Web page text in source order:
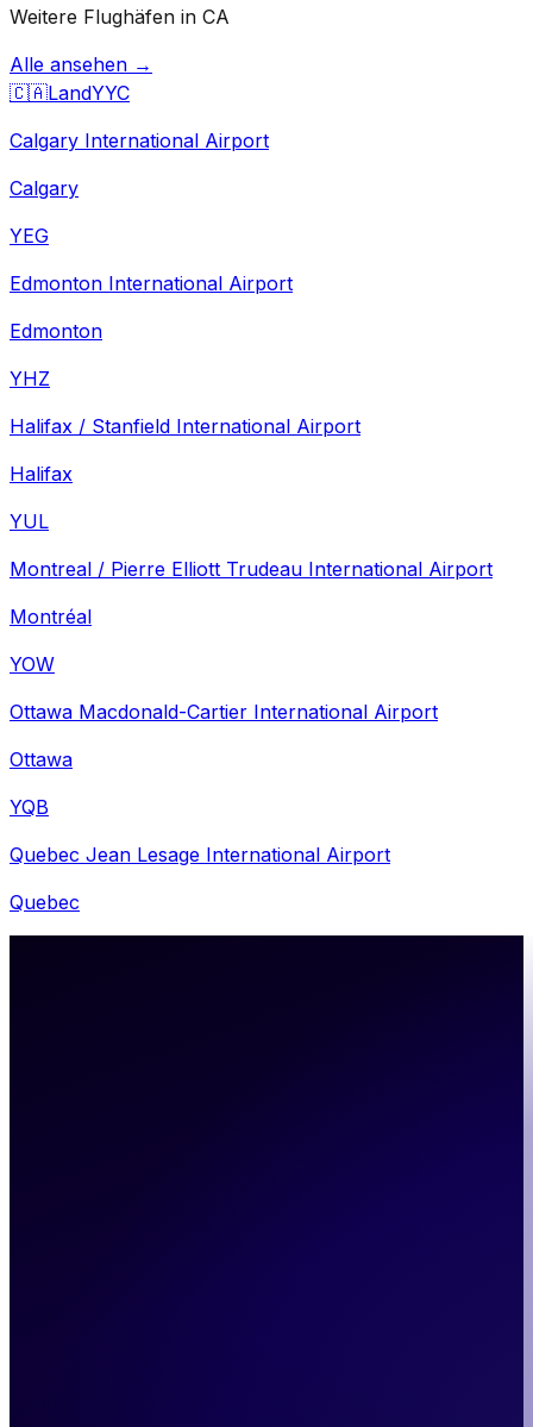
Weitere Flughäfen in CA
Alle ansehen →
🇨🇦LandYYC
Calgary International Airport
Calgary
YEG
Edmonton International Airport
Edmonton
YHZ
Halifax / Stanfield International Airport
Halifax
YUL
Montreal / Pierre Elliott Trudeau International Airport
Montréal
YOW
Ottawa Macdonald-Cartier International Airport
Ottawa
YQB
Quebec Jean Lesage International Airport
Quebec